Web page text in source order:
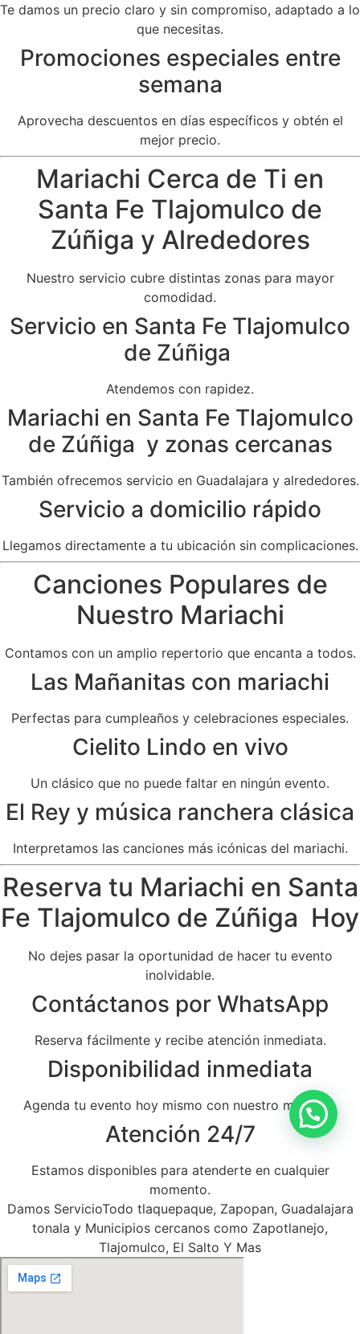
Te damos un precio claro y sin compromiso, adaptado a lo
que necesitas.
Promociones especiales entre
semana
Aprovecha descuentos en días específicos y obtén el
mejor precio.
Mariachi Cerca de Ti en
Santa Fe Tlajomulco de
Zúñiga y Alrededores
Nuestro servicio cubre distintas zonas para mayor
comodidad.
Servicio en Santa Fe Tlajomulco
de Zúñiga
Atendemos con rapidez.
Mariachi en Santa Fe Tlajomulco
de Zúñiga y zonas cercanas
También ofrecemos servicio en Guadalajara y alrededores.
Servicio a domicilio rápido
Llegamos directamente a tu ubicación sin complicaciones.
Canciones Populares de
Nuestro Mariachi
Contamos con un amplio repertorio que encanta a todos.
Las Mañanitas con mariachi
Perfectas para cumpleaños y celebraciones especiales.
Cielito Lindo en vivo
Un clásico que no puede faltar en ningún evento.
El Rey y música ranchera clásica
Interpretamos las canciones más icónicas del mariachi.
Reserva tu Mariachi en Santa
Fe Tlajomulco de Zúñiga Hoy
No dejes pasar la oportunidad de hacer tu evento
inolvidable.
Contáctanos por WhatsApp
Reserva fácilmente y recibe atención inmediata.
Disponibilidad inmediata
Agenda tu evento hoy mismo con nuestro mariachi.
Atención 24/7
Estamos disponibles para atenderte en cualquier
momento.
Damos ServicioTodo tlaquepaque, Zapopan, Guadalajara
tonala y Municipios cercanos como Zapotlanejo,
Tlajomulco, El Salto Y Mas